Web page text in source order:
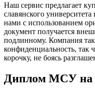
Наш сервис предлагает
славянского
нами с использованием
документ получается
подлинному. Компания
конфиденциальность, так
корочку, не боясь
Диплом МСУ на